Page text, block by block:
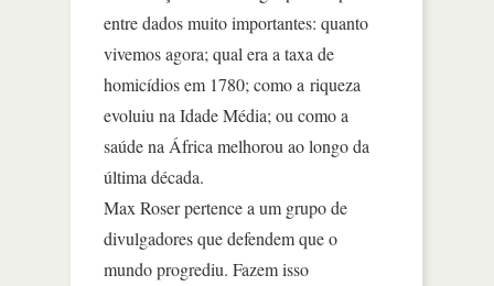
entre dados muito importantes: quanto
vivemos agora; qual era a taxa de
homicídios em 1780; como a riqueza
evoluiu na Idade Média; ou como a
saúde na África melhorou ao longo da
última década.
Max Roser pertence a um grupo de
divulgadores que defendem que o
mundo progrediu. Fazem isso